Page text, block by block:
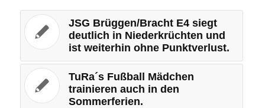
JSG Brüggen/Bracht E4 siegt
deutlich in Niederkrüchten und
ist weiterhin ohne Punktverlust.
TuRa´s Fußball Mädchen
trainieren auch in den
Sommerferien.